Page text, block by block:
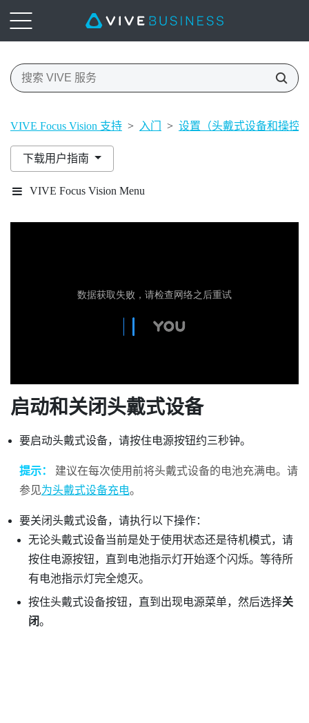
VIVE Focus Vision 支持 > 入门 > 设置（头戴式设备和操控
下载用户指南
VIVE Focus Vision Menu
启动和关闭头戴式设备
要启动头戴式设备，请按住电源按钮约三秒钟。
提示：
建议在每次使用前将头戴式设备的电池充满电。请
参见为头戴式设备充电。
要关闭头戴式设备，请执行以下操作：
无论头戴式设备当前是处于使用状态还是待机模式，请
按住电源按钮，直到电池指示灯开始逐个闪烁。等待所
有电池指示灯完全熄灭。
按住头戴式设备按钮，直到出现电源菜单，然后选择关
闭。